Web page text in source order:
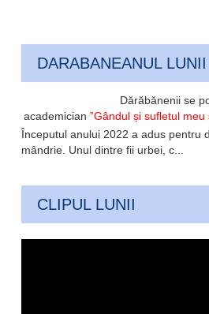
DARABANEANUL LUNII
Dărăbănenii se
academician”Gândul și sufletul
Începutul anului 2022 a adus pentru
mândrie. Unul dintre fii urbei, c...
CLIPUL LUNII